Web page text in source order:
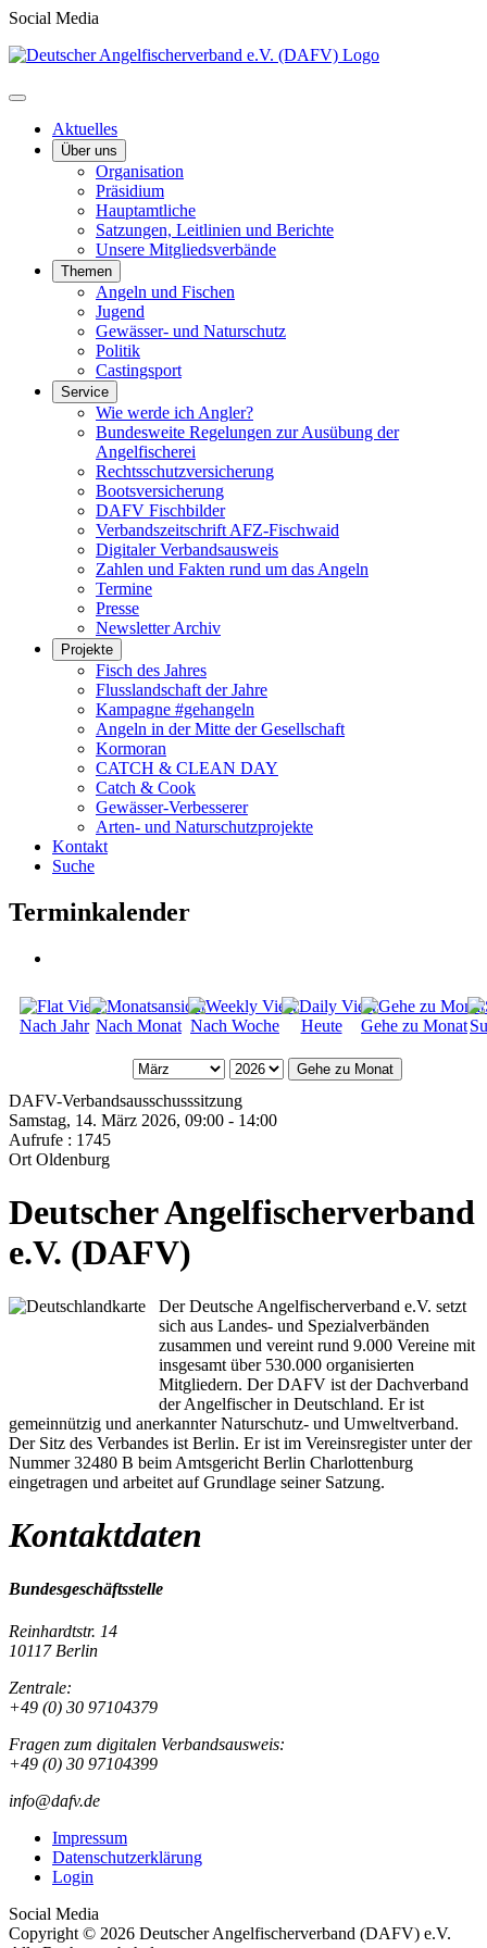
Social Media
Aktuelles
Über uns
Organisation
Präsidium
Hauptamtliche
Satzungen, Leitlinien und Berichte
Unsere Mitgliedsverbände
Themen
Angeln und Fischen
Jugend
Gewässer- und Naturschutz
Politik
Castingsport
Service
Wie werde ich Angler?
Bundesweite Regelungen zur Ausübung der
Angelfischerei
Rechtsschutzversicherung
Bootsversicherung
DAFV Fischbilder
Verbandszeitschrift AFZ-Fischwaid
Digitaler Verbandsausweis
Zahlen und Fakten rund um das Angeln
Termine
Presse
Newsletter Archiv
Projekte
Fisch des Jahres
Flusslandschaft der Jahre
Kampagne #gehangeln
Angeln in der Mitte der Gesellschaft
Kormoran
CATCH & CLEAN DAY
Catch & Cook
Gewässer-Verbesserer
Arten- und Naturschutzprojekte
Kontakt
Suche
Terminkalender
Nach Jahr Nach Monat Nach Woche Heute Gehe zu Monat
Gehe zu Monat
DAFV-Verbandsausschusssitzung
Samstag, 14. März 2026, 09:00 - 14:00
Aufrufe : 1745
Ort Oldenburg
Deutscher Angelfischerverband
e.V. (DAFV)
Der Deutsche Angelfischerverband e.V. setzt
sich aus Landes- und Spezialverbänden
zusammen und vereint rund 9.000 Vereine mit
insgesamt über 530.000 organisierten
Mitgliedern. Der DAFV ist der Dachverband
der Angelfischer in Deutschland. Er ist
gemeinnützig und anerkannter Naturschutz- und Umweltverband.
Der Sitz des Verbandes ist Berlin. Er ist im Vereinsregister unter der
Nummer 32480 B beim Amtsgericht Berlin Charlottenburg
eingetragen und arbeitet auf Grundlage seiner Satzung.
Kontaktdaten
Bundesgeschäftsstelle
Reinhardtstr. 14
10117 Berlin
Zentrale:
+49 (0) 30 97104379
Fragen zum digitalen Verbandsausweis:
+49 (0) 30 97104399
info@dafv.de
Impressum
Datenschutzerklärung
Login
Social Media
Copyright © 2026 Deutscher Angelfischerverband (DAFV) e.V.